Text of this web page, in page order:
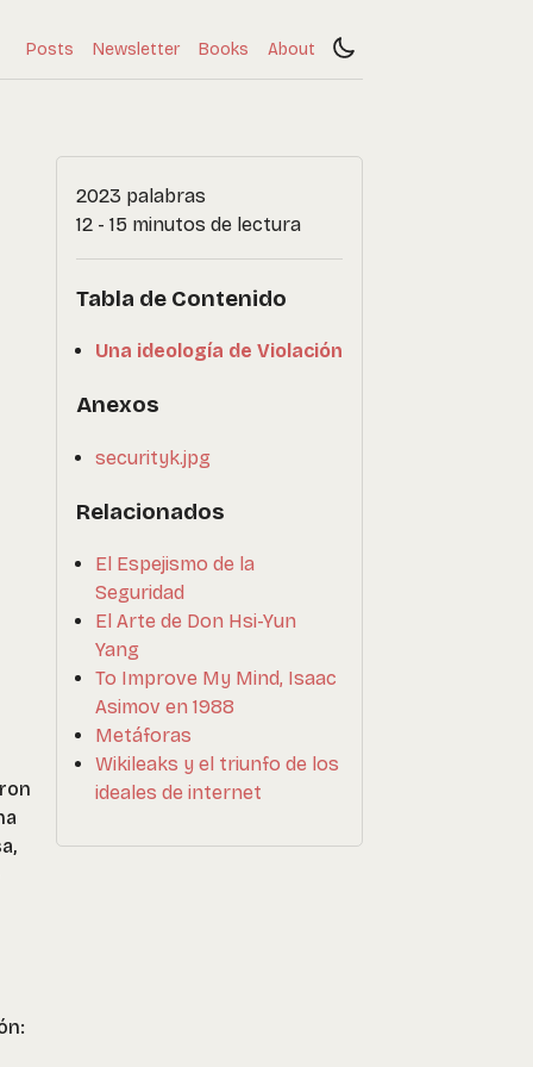
Posts Newsletter Books About
2023 palabras
12 - 15 minutos de lectura
Tabla de Contenido
Una ideología de Violación
Anexos
securityk.jpg
Relacionados
El Espejismo de la
Seguridad
El Arte de Don Hsi-Yun
Yang
To Improve My Mind, Isaac
Asimov en 1988
Metáforas
Wikileaks y el triunfo de los
ideales de internet